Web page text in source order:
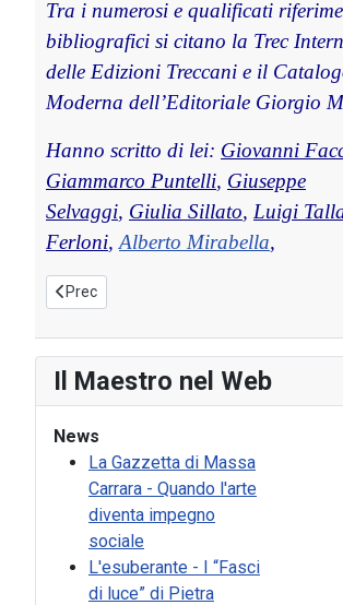
Il Maestro nel Web
News
La Gazzetta di Massa
Carrara - Quando l'arte
diventa impegno
sociale
L'esuberante - I “Fasci
di luce” di Pietra
Tra i numerosi e qualificati
bibliografici si citano la Trec
delle Edizioni Treccani e il
Moderna dell’Editoriale Giorgio
Hanno scritto di lei: Giovanni
Giammarco Puntelli, Giuseppe
Selvaggi, Giulia Sillato, Luigi
Ferloni, Alberto Mirabella,
Articolo precedente: Critica
Prec